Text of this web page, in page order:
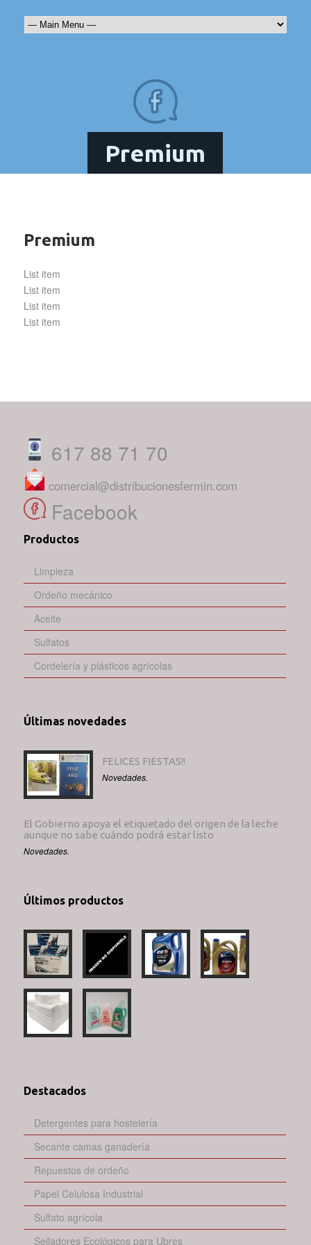
Premium
Premium
List item
List item
List item
List item
617 88 71 70
comercial@distribucionesfermin.com
Facebook
Productos
Limpieza
Ordeño mecánico
Aceite
Sulfatos
Cordelería y plásticos agrícolas
Últimas novedades
FELICES FIESTAS!!
Novedades.
El Gobierno apoya el etiquetado del origen de la leche
aunque no sabe cuándo podrá estar listo
Novedades.
Últimos productos
Destacados
Detergentes para hostelería
Secante camas ganadería
Repuestos de ordeño
Papel Celulosa Industrial
Sulfato agrícola
Selladores Ecológicos para Ubres